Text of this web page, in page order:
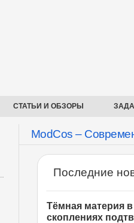
СТАТЬИ И ОБЗОРЫ
ModCos –
Последние
Тёмная материя в
скоплениях